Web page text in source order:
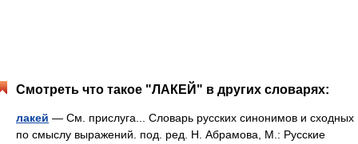
Смотреть что такое "ЛАКЕЙ" в других словарях:
лакей — См. прислуга... Словарь русских синонимов и сходных
по смыслу выражений. под. ред. Н. Абрамова, М.: Русские